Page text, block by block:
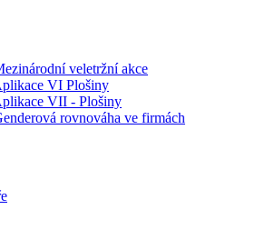
veletržní akce
VI Plošiny
VII - Plošiny
rovnováha ve firmách